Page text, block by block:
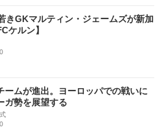
きGKマルティン・ジェームズが新加
ケルン】
ームが進出。ヨーロッパでの戦いに
ガ勢を展望する